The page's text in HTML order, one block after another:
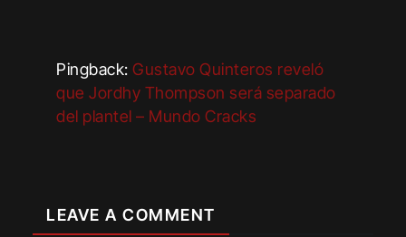
Pingback:Gustavo Quinteros reveló
que Jordhy Thompson será separado
del plantel – Mundo Cracks
LEAVE A COMMENT